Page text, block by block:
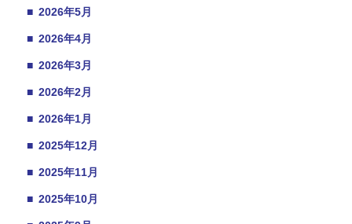
■ 2026年5月
■ 2026年4月
■ 2026年3月
■ 2026年2月
■ 2026年1月
■ 2025年12月
■ 2025年11月
■ 2025年10月